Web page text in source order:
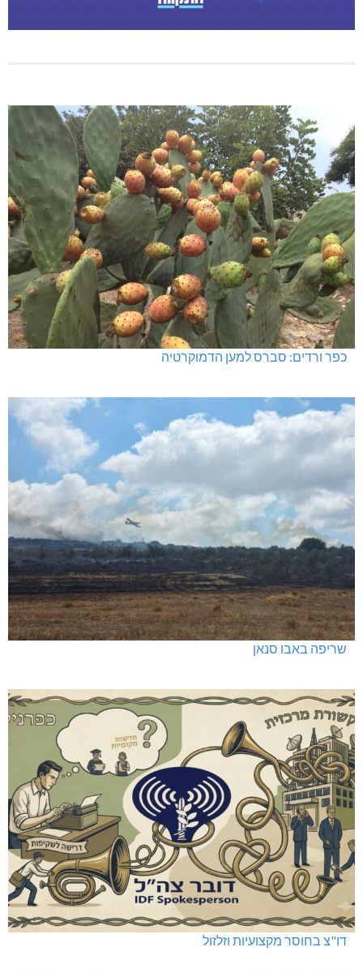
כפר ורדים: סברס למען הדמוקרטיה
שריפה באבו סנאן
דו"צ בחוסר מקצועיות וזלזול